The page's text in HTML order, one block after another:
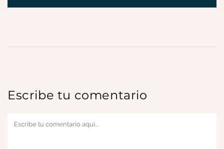
Escribe tu comentario